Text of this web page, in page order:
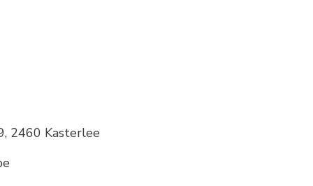
2460 Kasterlee